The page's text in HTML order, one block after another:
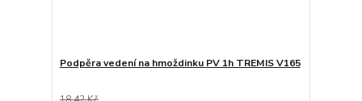
Podpěra vedení na hmoždinku PV 1h TREMIS V165